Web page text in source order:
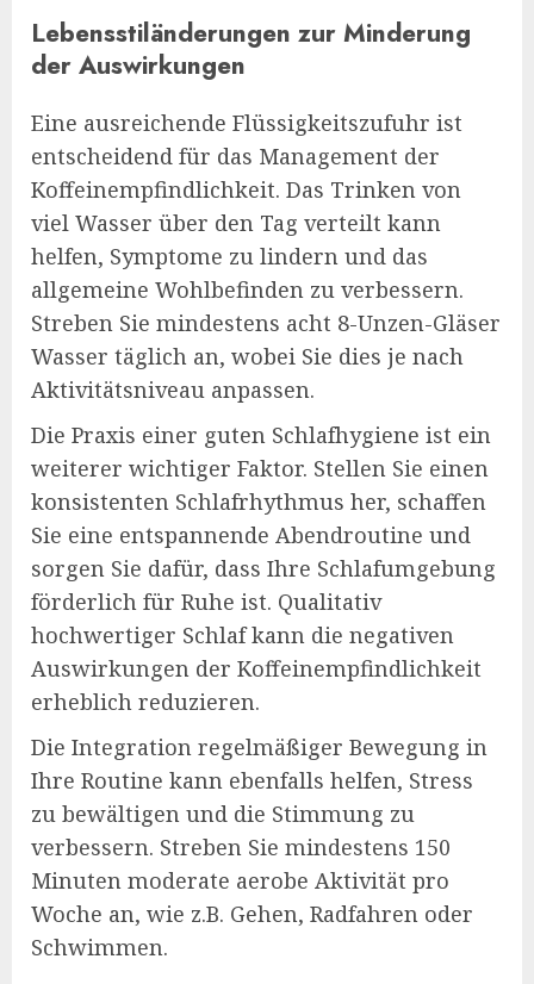
Lebensstiländerungen zur Minderung
der Auswirkungen
Eine ausreichende Flüssigkeitszufuhr ist
entscheidend für das Management der
Koffeinempfindlichkeit. Das Trinken von
viel Wasser über den Tag verteilt kann
helfen, Symptome zu lindern und das
allgemeine Wohlbefinden zu verbessern.
Streben Sie mindestens acht 8-Unzen-Gläser
Wasser täglich an, wobei Sie dies je nach
Aktivitätsniveau anpassen.
Die Praxis einer guten Schlafhygiene ist ein
weiterer wichtiger Faktor. Stellen Sie einen
konsistenten Schlafrhythmus her, schaffen
Sie eine entspannende Abendroutine und
sorgen Sie dafür, dass Ihre Schlafumgebung
förderlich für Ruhe ist. Qualitativ
hochwertiger Schlaf kann die negativen
Auswirkungen der Koffeinempfindlichkeit
erheblich reduzieren.
Die Integration regelmäßiger Bewegung in
Ihre Routine kann ebenfalls helfen, Stress
zu bewältigen und die Stimmung zu
verbessern. Streben Sie mindestens 150
Minuten moderate aerobe Aktivität pro
Woche an, wie z.B. Gehen, Radfahren oder
Schwimmen.